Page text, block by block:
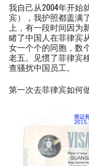
我自己从2004年开始
宾），我护照都盖满
上，有一段时间因为
睹了中国人在菲律宾
女一个个的同胞，数
老五。见惯了菲律宾
查骚扰中国员工。
第一次去菲律宾如何